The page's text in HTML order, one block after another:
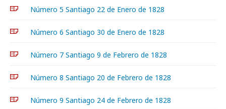
Número 5 Santiago 22 de Enero de 1828
Número 6 Santiago 30 de Enero de 1828
Número 7 Santiago 9 de Febrero de 1828
Número 8 Santiago 20 de Febrero de 1828
Número 9 Santiago 24 de Febrero de 1828